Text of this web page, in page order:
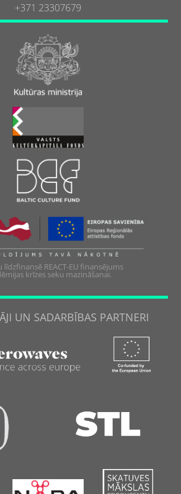
+371 23307679
līdzfinansē REACT-EU finansējums
krīzes seku mazināšanai.
UN SADARBĪBAS PARTNERI